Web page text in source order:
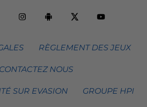
RÈGLEMENT DES JEUX
CONTACTEZ NOUS
SUR EVASION GROUPE HPI